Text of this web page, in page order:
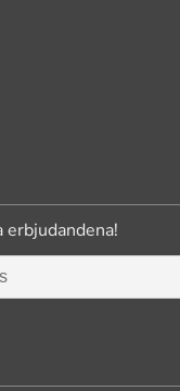
erbjudandena!